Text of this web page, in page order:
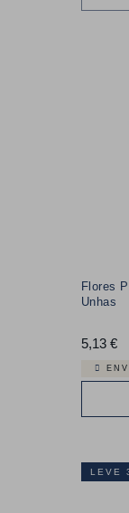
Flores
Unhas
5,13 €
LEVE